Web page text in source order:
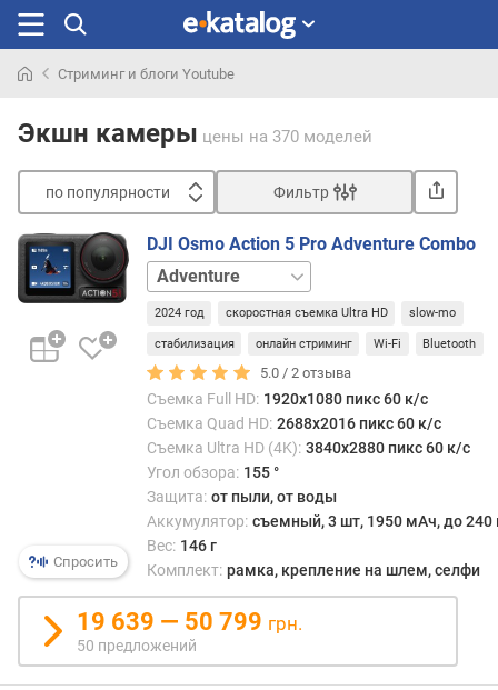
раньше
Стриминг и блоги Youtube
Экшн камеры цены на 370 моделей
по популярности
о
п
о
п
и
т
Фильтр
Спросить
DJI Osmo Action 5 Pro Adventure Combo
базовый
набор
2024 год скоростная съемка Ultra HD slow-mo
стабилизация онлайн стриминг Wi-Fi Bluetooth
5.0 /2 отзыва
Съемка Full HD: 1920x1080 пикс 60 к/с
Съемка Quad HD: 2688x2016 пикс 60 к/с
Съемка Ultra HD (4K): 3840x2880 пикс 60 к/с
Угол обзора: 155 °
Защита: от пыли, от воды
Аккумулятор: съемный, 3 шт, 1950 мАч, до 240
Вес: 146 г
Комплект: рамка, крепление на шлем, селфи
19 639 — 50 799 грн.
50 предложений